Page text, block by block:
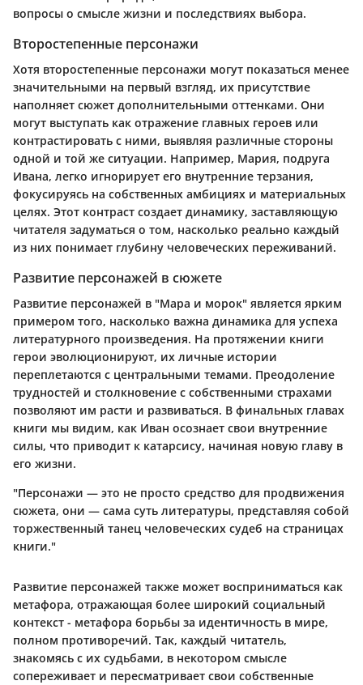
вопросы о смысле жизни и последствиях выбора.
Второстепенные персонажи
Хотя второстепенные персонажи могут показаться менее
значительными на первый взгляд, их присутствие
наполняет сюжет дополнительными оттенками. Они
могут выступать как отражение главных героев или
контрастировать с ними, выявляя различные стороны
одной и той же ситуации. Например, Мария, подруга
Ивана, легко игнорирует его внутренние терзания,
фокусируясь на собственных амбициях и материальных
целях. Этот контраст создает динамику, заставляющую
читателя задуматься о том, насколько реально каждый
из них понимает глубину человеческих переживаний.
Развитие персонажей в сюжете
Развитие персонажей в "Мара и морок" является ярким
примером того, насколько важна динамика для успеха
литературного произведения. На протяжении книги
герои эволюционируют, их личные истории
переплетаются с центральными темами. Преодоление
трудностей и столкновение с собственными страхами
позволяют им расти и развиваться. В финальных главах
книги мы видим, как Иван осознает свои внутренние
силы, что приводит к катарсису, начиная новую главу в
его жизни.
"Персонажи — это не просто средство для продвижения
сюжета, они — сама суть литературы, представляя собой
торжественный танец человеческих судеб на страницах
книги."
Развитие персонажей также может восприниматься как
метафора, отражающая более широкий социальный
контекст - метафора борьбы за идентичность в мире,
полном противоречий. Так, каждый читатель,
знакомясь с их судьбами, в некотором смысле
сопереживает и пересматривает свои собственные